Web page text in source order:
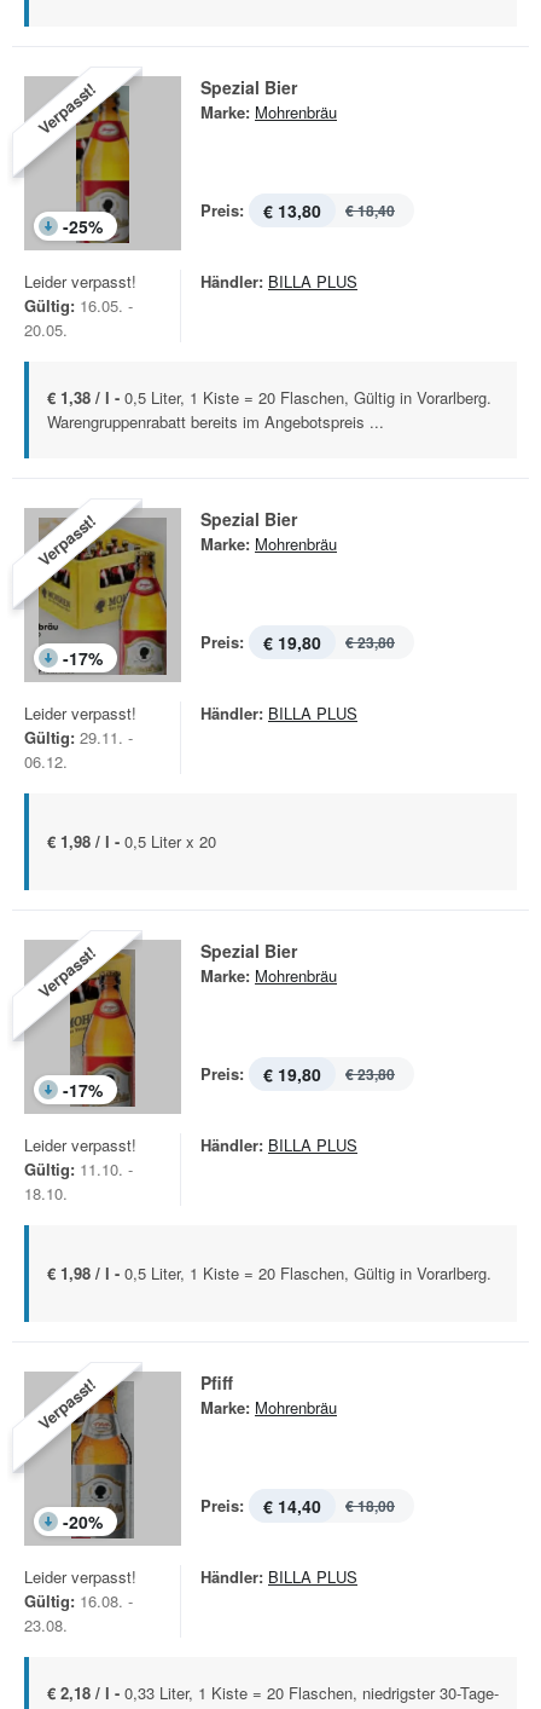
Verpasst!
-25%
Spezial Bier
Marke: Mohrenbräu
Preis: € 13,80 € 18,40
Leider verpasst!
Gültig: 16.05. -
20.05.
Händler: BILLA PLUS
€ 1,38 / l - 0,5 Liter, 1 Kiste = 20 Flaschen, Gültig in Vorarlberg.
Warengruppenrabatt bereits im Angebotspreis ...
Verpasst!
-17%
Spezial Bier
Marke: Mohrenbräu
Preis: € 19,80 € 23,80
Leider verpasst!
Gültig: 29.11. -
06.12.
Händler: BILLA PLUS
€ 1,98 / l - 0,5 Liter x 20
Verpasst!
-17%
Spezial Bier
Marke: Mohrenbräu
Preis: € 19,80 € 23,80
Leider verpasst!
Gültig: 11.10. -
18.10.
Händler: BILLA PLUS
€ 1,98 / l - 0,5 Liter, 1 Kiste = 20 Flaschen, Gültig in Vorarlberg.
Verpasst!
-20%
Pfiff
Marke: Mohrenbräu
Preis: € 14,40 € 18,00
Leider verpasst!
Gültig: 16.08. -
23.08.
Händler: BILLA PLUS
€ 2,18 / l - 0,33 Liter, 1 Kiste = 20 Flaschen, niedrigster 30-Tage-